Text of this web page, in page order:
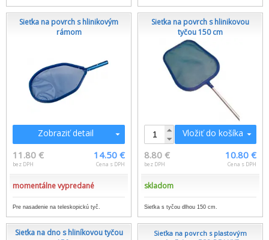
Sieťka na povrch s hlinikovým
rámom
Zobraziť detail
11.80 €
bez DPH
14.50 €
Cena s DPH
momentálne vypredané
Pre nasadenie na teleskopickú tyč.
Sieťka na povrch s hlinikovou
tyčou 150 cm
Vložiť do košíka
8.80 €
bez DPH
10.80 €
Cena s DPH
skladom
Sieťka s tyčou dlhou 150 cm.
Sieťka na dno s hliníkovou tyčou
Sieťka na povrch s plastovým